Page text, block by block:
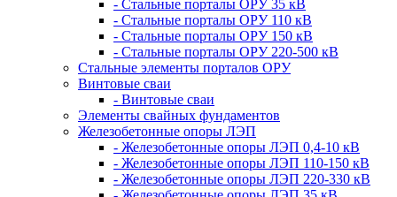
- Стальные порталы ОРУ 35 кВ
- Стальные порталы ОРУ 110 кВ
- Стальные порталы ОРУ 150 кВ
- Стальные порталы ОРУ 220-500 кВ
Стальные элементы порталов ОРУ
Винтовые сваи
- Винтовые сваи
Элементы свайных фундаментов
Железобетонные опоры ЛЭП
- Железобетонные опоры ЛЭП 0,4-10 кВ
- Железобетонные опоры ЛЭП 110-150 кВ
- Железобетонные опоры ЛЭП 220-330 кВ